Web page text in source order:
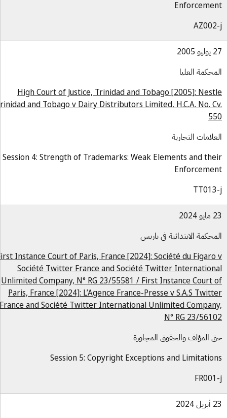
العليا
High Court of Justice, Trinidad and Tobago [2005]:
Trinidad and Tobago v Dairy Distributors Limited, H.C.A. No.
التجارية
Session 4: Strength of Trademarks: Weak Elements and
الابتدائية في باريس
First Instance Court of Paris, France [2024]: Société du
Société Twitter France and Société Twitter
Unlimited Company, N° RG 23/55581 / First Instance Court
Paris, France [2024]: L’Agence France-Presse v S.A.S
France and Société Twitter International Unlimited
N° RG 23/
المؤلف والحقوق المجاورة
Session 5: Copyright Exceptions and